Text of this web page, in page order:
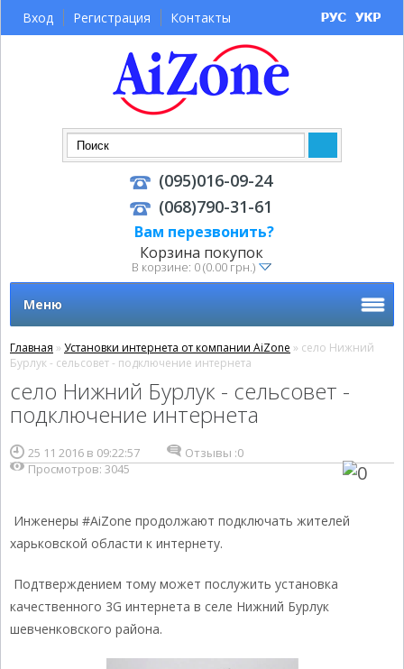
Корзина покупок
В корзине: 0 (0.00 грн.)
(095)016-09-24
(068)790-31-61
Вам перезвонить?
Вход Регистрация Контакты
Меню
Главная » Установки интернета от компании AiZone » село Нижний
Бурлук - сельсовет - подключение интернета
село Нижний Бурлук - сельсовет -
подключение интернета
25 11 2016 в 09:22:57 Отзывы :0
Просмотров: 3045
Инженеры #AiZone продолжают подключать жителей
харьковской области к интернету.
Подтверждением тому может послужить установка
качественного 3G интернета в селе Нижний Бурлук
шевченковского района.